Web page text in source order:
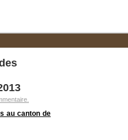
au canton de